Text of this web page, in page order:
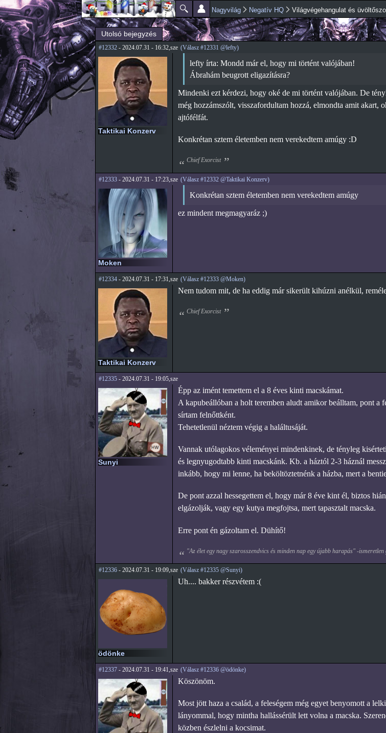
Ugrás a
tartalomra
Főmenü
Jelenlegi hely Nagyvilág Negatív HQ Világvégehangulat és
Utolsó bejegyzés
#12332- 2024.07.31 - 16:32,sze (Válasz #12331 @lefty)
Taktikai Konzerv
lefty írta: Mondd már el, hogy mi történt valójában!
Ábrahám beugrott eligazításra?
Mindenki ezt kérdezi, hogy oké de mi történt valójában. De
még hozzámszólt, visszafordultam hozzá, elmondta amit akart,
ajtófélfát.
Konkrétan sztem életemben nem verekedtem amúgy :D
Chief Exorcist
#12333- 2024.07.31 - 17:23,sze (Válasz #12332 @Taktikai Konzerv)
Moken
Konkrétan sztem életemben nem verekedtem amúgy
ez mindent megmagyaráz ;)
#12334- 2024.07.31 - 17:31,sze (Válasz #12333 @Moken)
Taktikai Konzerv
Nem tudom mit, de ha eddig már sikerült kihúzni anélkül,
Chief Exorcist
#12335- 2024.07.31 - 19:05,sze
Sunyi
Épp az imént temettem el a 8 éves kinti macskámat.
A kapubeállóban a holt teremben aludt amikor beálltam, pont a
sírtam felnőttként.
Tehetetlenül néztem végig a haláltusáját.
Vannak utólagokos véleményei mindenkinek, de tényleg
és legnyugodtabb kinti macskánk. Kb. a háztól 2-3 háznál
inkább, hogy mi lenne, ha beköltöztetnénk a házba, mert a
De pont azzal hessegettem el, hogy már 8 éve kint él, biztos
elgázolják, vagy egy kutya megfojtsa, mert tapasztalt macska.
Erre pont én gázoltam el. Dühítő!
"Az élet egy nagy szarosszendvics és minden nap egy újabb harapás" -ismeretlen
#12336- 2024.07.31 - 19:09,sze (Válasz #12335 @Sunyi)
ödönke
Uh.... bakker részvétem :(
#12337- 2024.07.31 - 19:41,sze (Válasz #12336 @ödönke)
Köszönöm.
Most jött haza a család, a feleségem még egyet benyomott a
lányommal, hogy mintha hallássérült lett volna a macska.
közben észlelni a kocsimat.